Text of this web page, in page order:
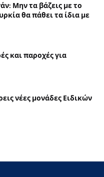
Μην τα βάζεις με το
θα πάθει τα ίδια με
και παροχές για
νέες μονάδες Ειδικών